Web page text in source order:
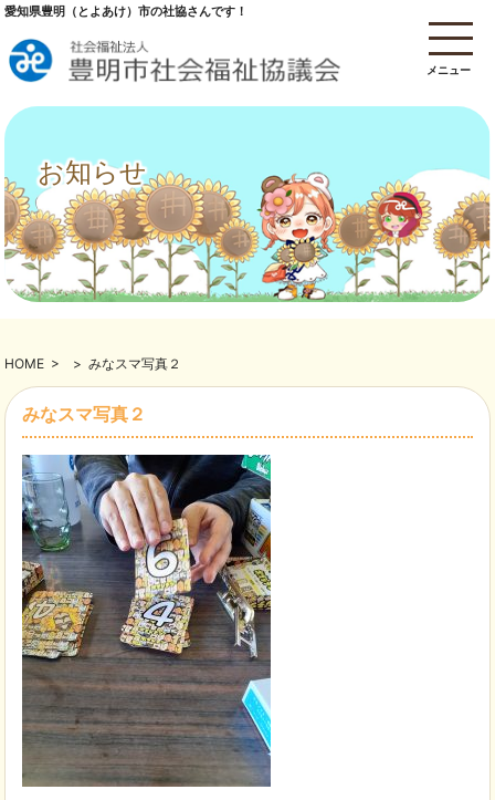
メニュー
愛知県豊明（とよあけ）市の社協さんです！
お知らせ
HOME > > みなスマ写真２
みなスマ写真２